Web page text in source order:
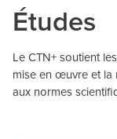
Études
Le CTN+ soutient
mise en œuvre et la
aux normes